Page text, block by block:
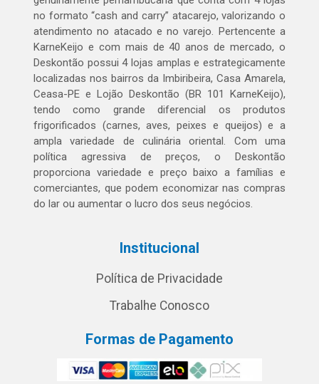
no formato “cash and carry” atacarejo, valorizando o
atendimento no atacado e no varejo. Pertencente a
KarneKeijo e com mais de 40 anos de mercado, o
Deskontão possui 4 lojas amplas e estrategicamente
localizadas nos bairros da Imbiribeira, Casa Amarela,
Ceasa-PE e Lojão Deskontão (BR 101 KarneKeijo),
tendo como grande diferencial os produtos
frigorificados (carnes, aves, peixes e queijos) e a
ampla variedade de culinária oriental. Com uma
política agressiva de preços, o Deskontão
proporciona variedade e preço baixo a famílias e
comerciantes, que podem economizar nas compras
do lar ou aumentar o lucro dos seus negócios.
Institucional
Política de Privacidade
Trabalhe Conosco
Formas de Pagamento